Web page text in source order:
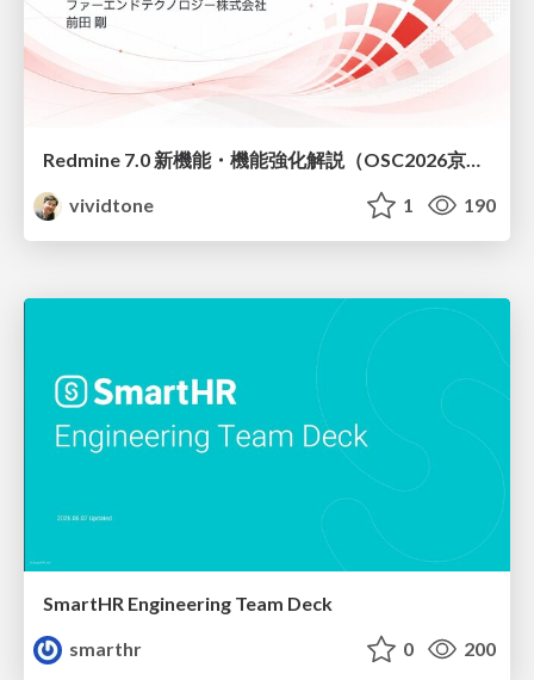
Redmine 7.0 新機能・機能強化解説（OSC2026京都ダイジェスト版）
vividtone
1 190
SmartHR Engineering Team Deck
smarthr
0 200